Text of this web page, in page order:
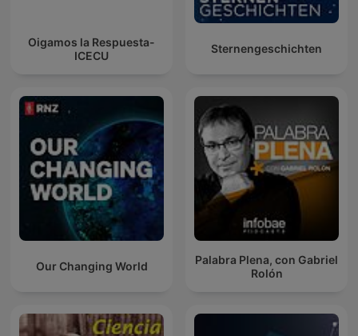
Oigamos la Respuesta-
ICECU
Sternengeschichten
Our Changing World
Palabra Plena, con Gabriel
Rolón